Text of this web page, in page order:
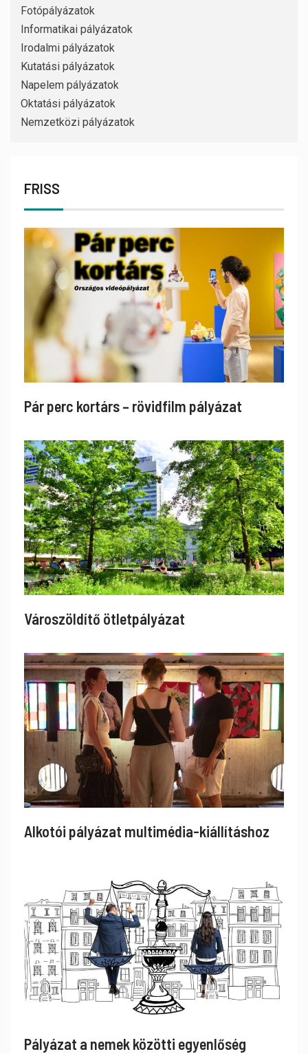
Fotópályázatok
Informatikai pályázatok
Irodalmi pályázatok
Kutatási pályázatok
Napelem pályázatok
Oktatási pályázatok
Nemzetközi pályázatok
FRISS
Pár perc kortárs – rövidfilm pályázat
Városzöldítő ötletpályázat
Alkotói pályázat multimédia-kiállításhoz
Pályázat a nemek közötti egyenlőség